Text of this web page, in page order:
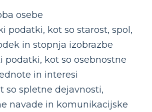
osebe
podatki, kot so starost, spol,
in stopnja izobrazbe
podatki, kot so osebnostne
in interesi
so spletne dejavnosti,
navade in komunikacijske